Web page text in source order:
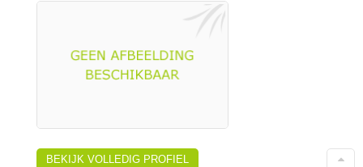
BEKIJK VOLLEDIG PROFIEL